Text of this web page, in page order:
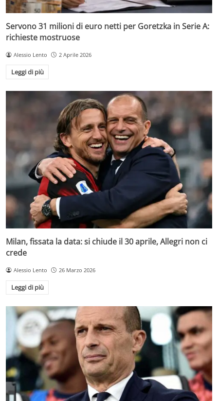
Servono 31 milioni di euro netti per Goretzka in Serie A:
richieste mostruose
Alessio Lento 2 Aprile 2026
Leggi di più
Milan, fissata la data: si chiude il 30 aprile, Allegri non ci
crede
Alessio Lento 26 Marzo 2026
Leggi di più